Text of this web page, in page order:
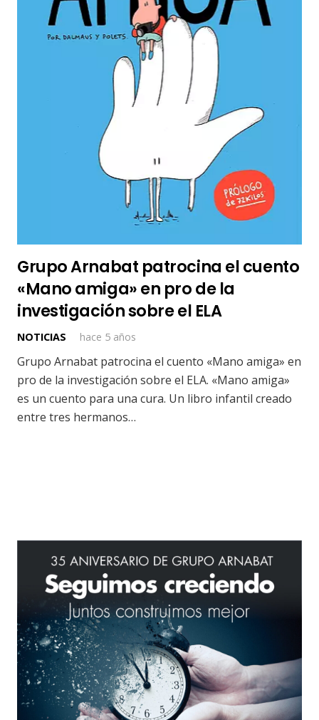
Grupo Arnabat patrocina el cuento
«Mano amiga» en pro de la
investigación sobre el ELA
NOTICIAS hace 5 años
Grupo Arnabat patrocina el cuento «Mano amiga» en
pro de la investigación sobre el ELA. «Mano amiga»
es un cuento para una cura. Un libro infantil creado
entre tres hermanos…